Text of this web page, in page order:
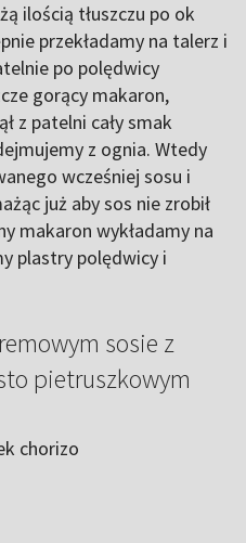
ilością tłuszczu po ok
przekładamy na talerz i
po polędwicy
gorący makaron,
z patelni cały smak
z ognia. Wtedy
wcześniej sosu i
już aby sos nie zrobił
makaron wykładamy na
plastry polędwicy i
sosie z
pietruszkowym
chorizo